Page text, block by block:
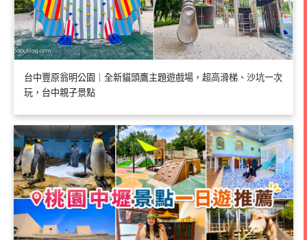
台中豐原翁明公園｜全新貓頭鷹主題遊戲場，超高滑梯、沙坑一次
玩，台中親子景點